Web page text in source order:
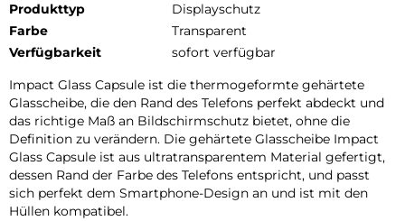
Produkttyp
Displayschutz
Farbe
Transparent
Verfügbarkeit
sofort verfügbar
Impact Glass Capsule ist die thermogeformte gehärtete
Glasscheibe, die den Rand des Telefons perfekt abdeckt und
das richtige Maß an Bildschirmschutz bietet, ohne die
Definition zu verändern. Die gehärtete Glasscheibe Impact
Glass Capsule ist aus ultratransparentem Material gefertigt,
dessen Rand der Farbe des Telefons entspricht, und passt
sich perfekt dem Smartphone-Design an und ist mit den
Hüllen kompatibel.